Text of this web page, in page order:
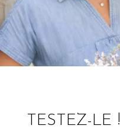
TESTEZ-LE !